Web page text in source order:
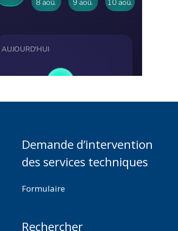
Demande d’intervention
des services techniques
Formulaire
Rechercher